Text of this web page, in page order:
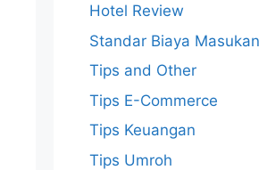
Hotel Review
Standar Biaya Masukan
Tips and Other
Tips E-Commerce
Tips Keuangan
Tips Umroh